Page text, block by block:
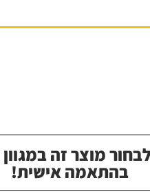
מוצר זה
בהתאמה אישית!